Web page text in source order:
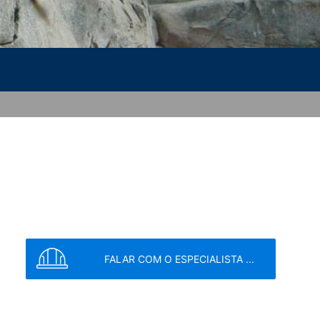
FALAR COM O ESPECIALISTA ...
para impedir que os seus dados
do Google:
o tratamento de dados do usuário
Serviçodo Google.